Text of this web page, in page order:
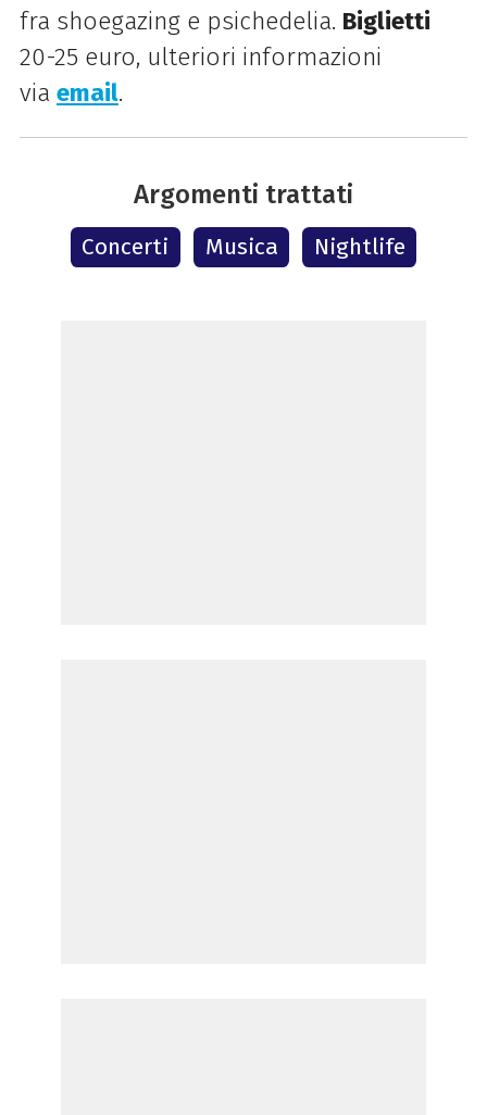
fra shoegazing e psichedelia. Biglietti
20-25 euro, ulteriori informazioni
via email.
Argomenti trattati
Concerti Musica Nightlife